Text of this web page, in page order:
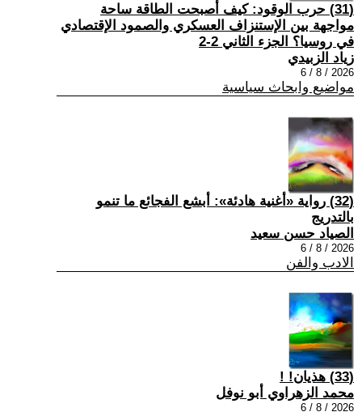
(31) حرب الوقود: كيف أصبحت الطاقة ساحة
مواجهة بين الإستنزاف العسكري والصمود الإقتصادي
في روسيا؟ الجزء الثاني 2-2
زياد الزبيدي
2026 / 8 / 6
مواضيع وابحاث سياسية
(32) رواية «أغنية هادئة»: أبشع الفجائع ما تنمو
بالتدريج
الصياد حسن سعيد
2026 / 8 / 6
الادب والفن
(33) هذيان! !
محمد الزهراوي أبو نوفل
2026 / 8 / 6